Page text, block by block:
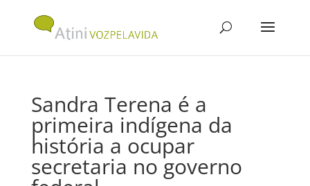
Sandra Terena é a
primeira indígena da
história a ocupar
secretaria no governo